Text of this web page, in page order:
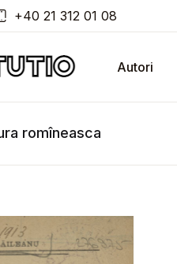
+40 21 312 01 08
Autori
romîneasca